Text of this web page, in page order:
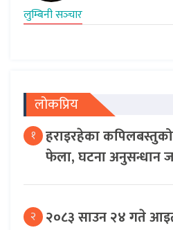
लुम्बिनी सञ्‍चार
लोकप्रिय
१ हराइरहेका
फेला, घटना अनुसन्धान
२ २०८३ साउन २४ गते